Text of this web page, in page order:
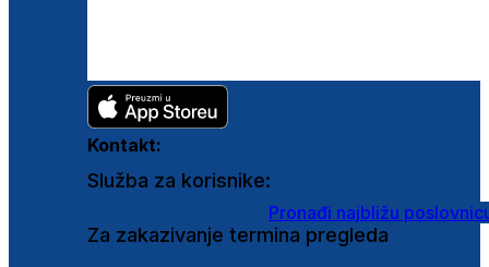
Kontakt:
Služba za korisnike:
Pronađi najbližu
Za zakazivanje termina pregleda